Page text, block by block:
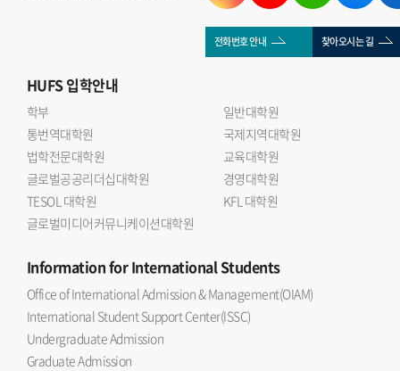
전화번호 안내 찾아오시는 길
HUFS입학안내
학부
일반대학원
통번역대학원
국제지역대학원
법학전문대학원
교육대학원
글로벌공공리더십대학원
경영대학원
TESOL 대학원
KFL 대학원
글로벌미디어커뮤니케이션대학원
Informationfor International Students
Office of International Admission & Management(OIAM)
International Student Support Center(ISSC)
Undergraduate Admission
Graduate Admission